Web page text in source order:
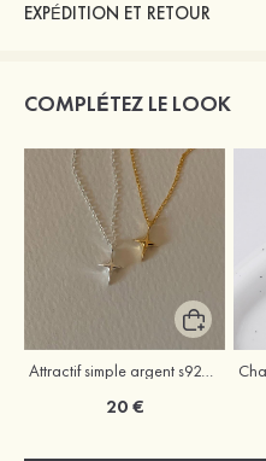
EXPÉDITION ET RETOUR
COMPLÉTEZ LE LOOK
Attractif simple argent s925 colliers
20 €